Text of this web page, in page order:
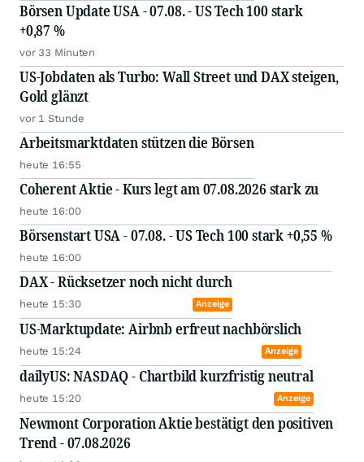
Börsen Update USA - 07.08. - US Tech 100 stark
+0,87 %
vor 33 Minuten
US-Jobdaten als Turbo: Wall Street und DAX steigen,
Gold glänzt
vor 1 Stunde
Arbeitsmarktdaten stützen die Börsen
heute 16:55
Coherent Aktie - Kurs legt am 07.08.2026 stark zu
heute 16:00
Börsenstart USA - 07.08. - US Tech 100 stark +0,55 %
heute 16:00
DAX - Rücksetzer noch nicht durch
heute 15:30 Anzeige
US-Marktupdate: Airbnb erfreut nachbörslich
heute 15:24 Anzeige
dailyUS: NASDAQ - Chartbild kurzfristig neutral
heute 15:20 Anzeige
Newmont Corporation Aktie bestätigt den positiven
Trend - 07.08.2026